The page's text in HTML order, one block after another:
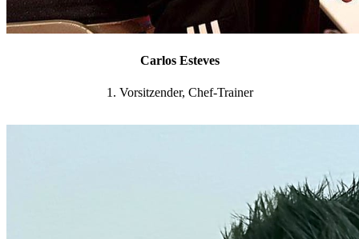
Carlos Esteves
1. Vorsitzender, Chef-Trainer